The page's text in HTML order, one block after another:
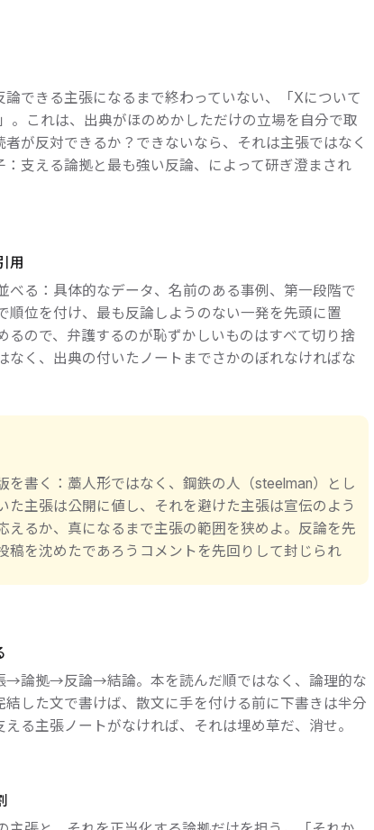
できる主張になるまで終わっていない、「Xについて
。これは、出典がほのめかしただけの立場を自分で取
が反対できるか？できないなら、それは主張ではなく
支える論拠と最も強い反論、によって研ぎ澄まされ
用
べる：具体的なデータ、名前のある事例、第一段階で
順位を付け、最も反論しようのない一発を先頭に置
るので、弁護するのが恥ずかしいものはすべて切り捨
なく、出典の付いたノートまでさかのぼれなければな
を書く：藁人形ではなく、鋼鉄の人（steelman）とし
た主張は公開に値し、それを避けた主張は宣伝のよう
えるか、真になるまで主張の範囲を狭めよ。反論を先
稿を沈めたであろうコメントを先回りして封じられ
→論拠→反論→結論。本を読んだ順ではなく、論理的な
した文で書けば、散文に手を付ける前に下書きは半分
る主張ノートがなければ、それは埋め草だ、消せ。